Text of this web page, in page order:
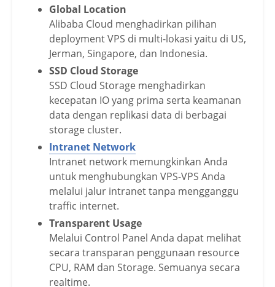
Global Location
Alibaba Cloud menghadirkan pilihan
deployment VPS di multi-lokasi yaitu di US,
Jerman, Singapore, dan Indonesia.
SSD Cloud Storage
SSD Cloud Storage menghadirkan
kecepatan IO yang prima serta keamanan
data dengan replikasi data di berbagai
storage cluster.
Intranet Network
Intranet network memungkinkan Anda
untuk menghubungkan VPS-VPS Anda
melalui jalur intranet tanpa mengganggu
traffic internet.
Transparent Usage
Melalui Control Panel Anda dapat melihat
secara transparan penggunaan resource
CPU, RAM dan Storage. Semuanya secara
realtime.